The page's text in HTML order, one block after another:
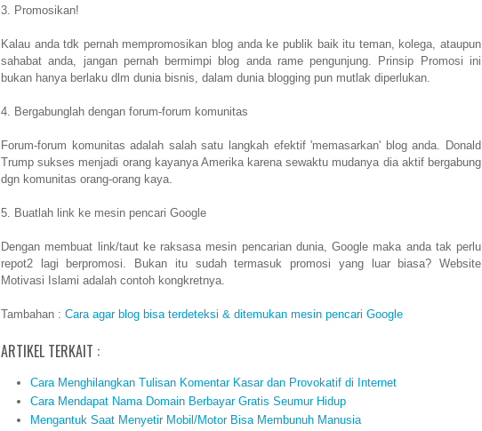
3. Promosikan!
Kalau anda tdk pernah mempromosikan blog anda ke publik baik itu teman, kolega, ataupun
sahabat anda, jangan pernah bermimpi blog anda rame pengunjung. Prinsip Promosi ini
bukan hanya berlaku dlm dunia bisnis, dalam dunia blogging pun mutlak diperlukan.
4. Bergabunglah dengan forum-forum komunitas
Forum-forum komunitas adalah salah satu langkah efektif 'memasarkan' blog anda. Donald
Trump sukses menjadi orang kayanya Amerika karena sewaktu mudanya dia aktif bergabung
dgn komunitas orang-orang kaya.
5. Buatlah link ke mesin pencari Google
Dengan membuat link/taut ke raksasa mesin pencarian dunia, Google maka anda tak perlu
repot2 lagi berpromosi. Bukan itu sudah termasuk promosi yang luar biasa? Website
Motivasi Islami adalah contoh kongkretnya.
Tambahan : Cara agar blog bisa terdeteksi & ditemukan mesin pencari Google
ARTIKEL TERKAIT :
Cara Menghilangkan Tulisan Komentar Kasar dan Provokatif di Internet
Cara Mendapat Nama Domain Berbayar Gratis Seumur Hidup
Mengantuk Saat Menyetir Mobil/Motor Bisa Membunuh Manusia